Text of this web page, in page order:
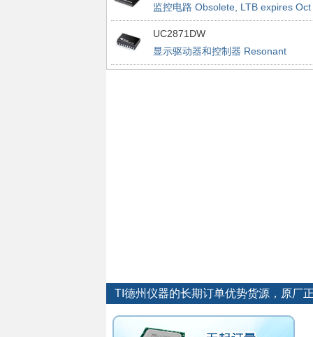
监控电路 Obsolete, LTB expires Oct
30, 2019
UC2871DW
显示驱动器和控制器 Resonant
Fluorescent Lamp Driver
TI德州仪器的长期订单优势货源，原厂